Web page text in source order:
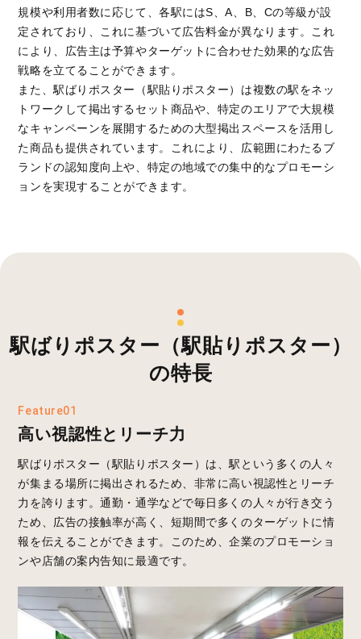
規模や利用者数に応じて、各駅にはS、A、B、Cの等級が設
定されており、これに基づいて広告料金が異なります。これ
により、広告主は予算やターゲットに合わせた効果的な広告
戦略を立てることができます。
また、駅ばりポスター（駅貼りポスター）は複数の駅をネッ
トワークして掲出するセット商品や、特定のエリアで大規模
なキャンペーンを展開するための大型掲出スペースを活用し
た商品も提供されています。これにより、広範囲にわたるブ
ランドの認知度向上や、特定の地域での集中的なプロモーシ
ョンを実現することができます。
駅ばりポスター（駅貼りポスター）
の特長
Feature01
高い視認性とリーチ力
駅ばりポスター（駅貼りポスター）は、駅という多くの人々
が集まる場所に掲出されるため、非常に高い視認性とリーチ
力を誇ります。通勤・通学などで毎日多くの人々が行き交う
ため、広告の接触率が高く、短期間で多くのターゲットに情
報を伝えることができます。このため、企業のプロモーショ
ンや店舗の案内告知に最適です。